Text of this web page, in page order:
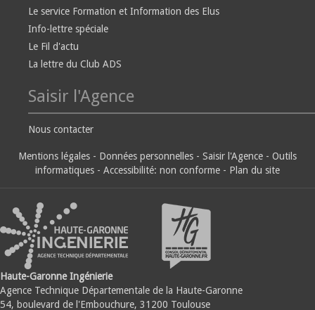
Le service Formation et Information des Elus
Info-lettre spéciale
Le Fil d'actu
La lettre du Club ADS
Saisir l'Agence
Nous contacter
Mentions légales - Données personnelles - Saisir l'Agence - Outils
informatiques - Accessibilité: non conforme - Plan du site
Haute-Garonne Ingénierie
Agence Technique Départementale de la Haute-Garonne
54, boulevard de l'Embouchure, 31200 Toulouse